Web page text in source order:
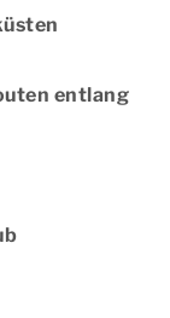
entlang